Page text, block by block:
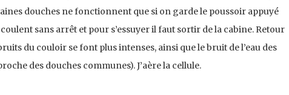
douches ne fonctionnent que si on garde le poussoir appuyé
sans arrêt et pour s’essuyer il faut sortir de la cabine. Retour
du couloir se font plus intenses, ainsi que le bruit de l’eau des
des douches communes). J’aère la cellule.